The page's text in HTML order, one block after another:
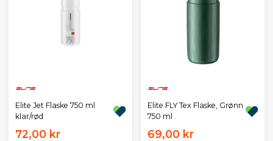
Elite Jet Flaske 750 ml
klar/rød
72,00 kr
Elite FLY Tex Flaske, Grønn
750 ml
69,00 kr